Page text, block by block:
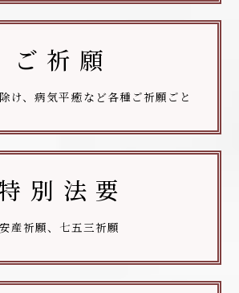
ご 祈 願
け、病気平癒など各種ご祈願ごと
別 法 要
安産祈願、七五三祈願